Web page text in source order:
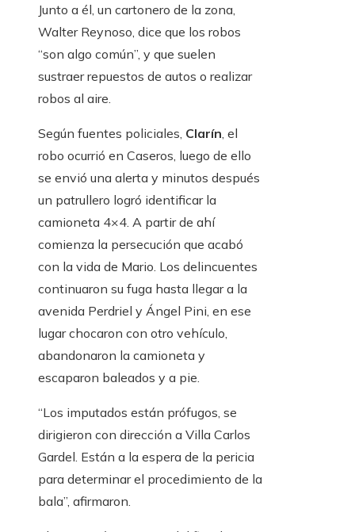
Junto a él, un cartonero de la zona,
Walter Reynoso, dice que los robos
“son algo común”, y que suelen
sustraer repuestos de autos o realizar
robos al aire.
Según fuentes policiales, Clarín , el
robo ocurrió en Caseros, luego de ello
se envió una alerta y minutos después
un patrullero logró identificar la
camioneta 4×4. A partir de ahí
comienza la persecución que acabó
con la vida de Mario. Los delincuentes
continuaron su fuga hasta llegar a la
avenida Perdriel y Ángel Pini, en ese
lugar chocaron con otro vehículo,
abandonaron la camioneta y
escaparon baleados y a pie.
“Los imputados están prófugos, se
dirigieron con dirección a Villa Carlos
Gardel. Están a la espera de la pericia
para determinar el procedimiento de la
bala”, afirmaron.